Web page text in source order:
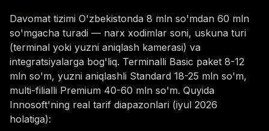
Davomat tizimi O'zbekistonda 8 mln so'mdan 60 mln
so'mgacha turadi — narx xodimlar soni, uskuna turi
(terminal yoki yuzni aniqlash kamerasi) va
integratsiyalarga bog'liq. Terminalli Basic paket 8-12
mln so'm, yuzni aniqlashli Standard 18-25 mln so'm,
multi-filialli Premium 40-60 mln so'm. Quyida
Innosoft'ning real tarif diapazonlari (iyul 2026
holatiga):